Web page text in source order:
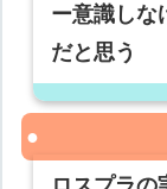
ー意識しな
だと思う